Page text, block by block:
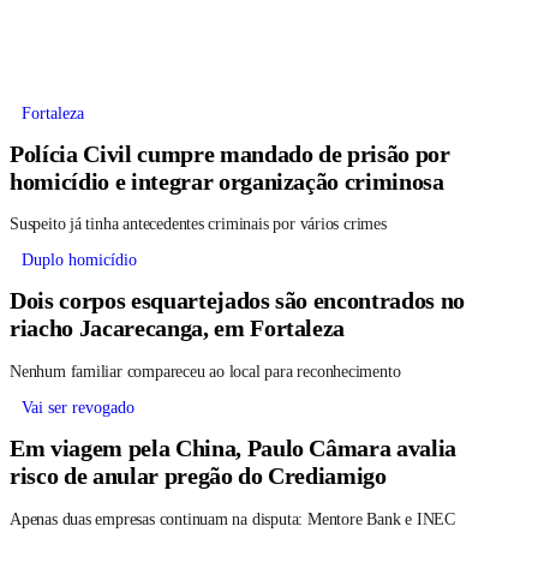
Fortaleza
Polícia Civil cumpre mandado de prisão por
homicídio e integrar organização criminosa
Suspeito já tinha antecedentes criminais por vários crimes
Duplo homicídio
Dois corpos esquartejados são encontrados no
riacho Jacarecanga, em Fortaleza
Nenhum familiar compareceu ao local para reconhecimento
Vai ser revogado
Em viagem pela China, Paulo Câmara avalia
risco de anular pregão do Crediamigo
Apenas duas empresas continuam na disputa: Mentore Bank e INEC